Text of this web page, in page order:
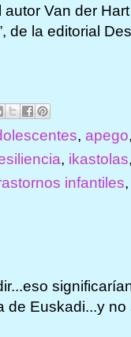
Van der
de la editorial
,apego
, ikastolas
infantiles
de Euskadi...y